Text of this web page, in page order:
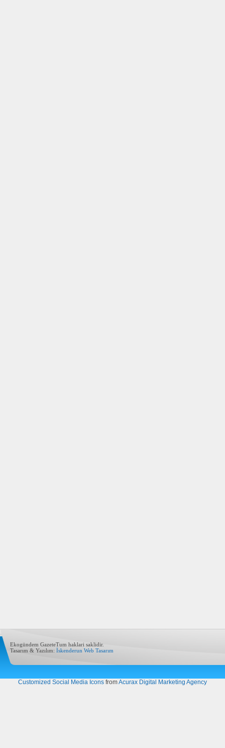
Ekogündem GazeteTum haklari saklidir.
Tasarım & Yazılım: İskenderun Web Tasarım
Customized Social Media Icons fromAcurax Digital Marketing Agency